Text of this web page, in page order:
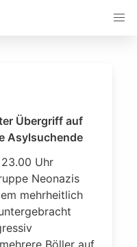
Übergriff auf
Asylsuchende
Uhr
Neonazis
mehrheitlich
Böller auf